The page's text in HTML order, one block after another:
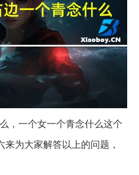
，一个女一个青念什么这个
来为大家解答以上的问题，